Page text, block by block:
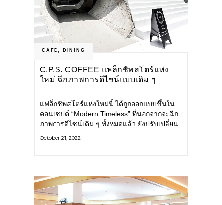
CAFE DINING
C.P.S. COFFEE แฟล็กชิพสโตร์แห่ง
ใหม่ ฉีกภาพการดีไซน์แบบเดิม ๆ
แฟล็กชิพสโตร์แห่งใหม่นี้ ได้ถูกออกแบบขึ้นใน
คอนเซปต์ “Modern Timeless” ที่นอกจากจะฉีก
ภาพการดีไซน์เดิม ๆ ทั้งหมดแล้ว ยังปรับเปลี่ยน
การออกแบบมากมายจากคำว่า COFFEE,
October 21, 2022